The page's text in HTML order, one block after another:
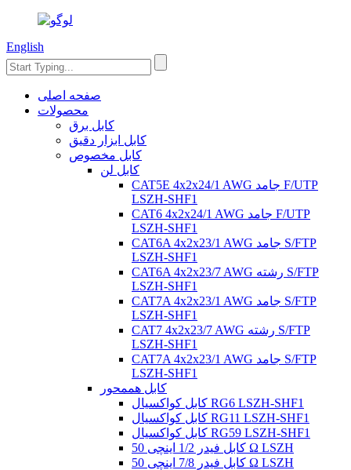
English
صفحه اصلی
محصولات
کابل برق
کابل ابزار دقیق
کابل مخصوص
کابل لن
CAT5E 4x2x24/1 AWG جامد F/UTP
LSZH-SHF1
CAT6 4x2x24/1 AWG جامد F/UTP
LSZH-SHF1
CAT6A 4x2x23/1 AWG جامد S/FTP
LSZH-SHF1
CAT6A 4x2x23/7 AWG رشته S/FTP
LSZH-SHF1
CAT7A 4x2x23/1 AWG جامد S/FTP
LSZH-SHF1
CAT7 4x2x23/7 AWG رشته S/FTP
LSZH-SHF1
CAT7A 4x2x23/1 AWG جامد S/FTP
LSZH-SHF1
کابل هممحور
کابل کواکسیال RG6 LSZH-SHF1
کابل کواکسیال RG11 LSZH-SHF1
کابل کواکسیال RG59 LSZH-SHF1
کابل فیدر 1/2 اینچی 50 Ω LSZH
کابل فیدر 7/8 اینچی 50 Ω LSZH